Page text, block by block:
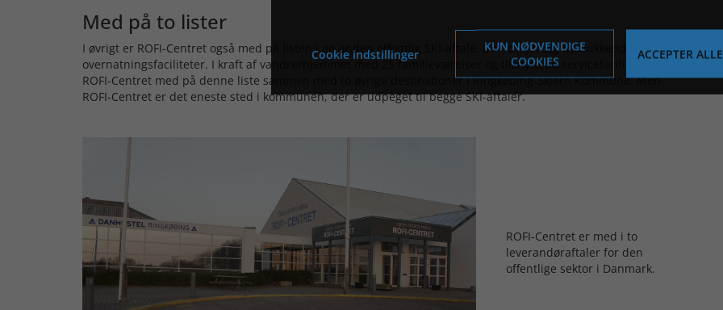
Med på to lister
I øvrigt er ROFI-Centret også med på listen i en anden offentlig SKI-aftale. Den drejer sig udelukkende om
overnatningsfaciliteter. I kraft af vandrerhjemmet med 25 familieværelser og tilknyttede servicefaciliteter er
ROFI-Centret med på denne liste sammen med to øvrige destinationer i Ringkøbing-Skjern Kommune. Men
ROFI-Centret er det eneste sted i kommunen, der er udpeget til begge SKI-aftaler.
ROFI-Centret er med i to
leverandøraftaler for den
offentlige sektor i Danmark.
Cookie indstillinger
KUN NØDVENDIGE
COOKIES
ACCEPTER